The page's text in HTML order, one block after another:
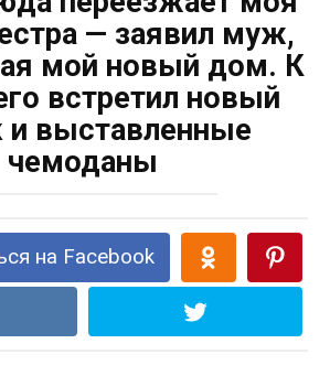
— заявил муж,
мой новый дом. К
встретил новый
и выставленные
чемоданы
на Facebook